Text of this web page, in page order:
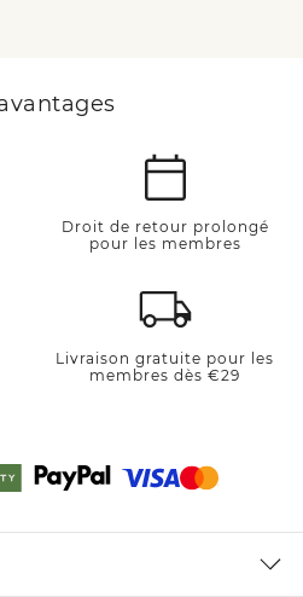
Droit de retour prolongé
pour les membres
Livraison gratuite pour les
membres dès €29